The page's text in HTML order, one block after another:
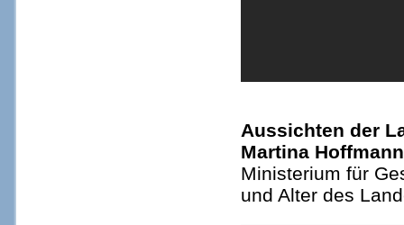
Aussichten der
Martina
Ministerium für
und Alter des